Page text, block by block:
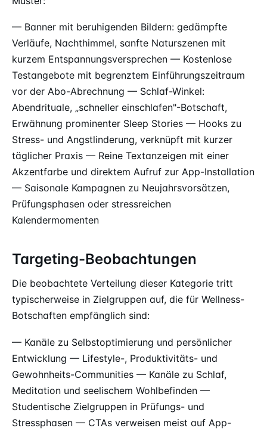
— Banner mit beruhigenden Bildern: gedämpfte
Verläufe, Nachthimmel, sanfte Naturszenen mit
kurzem Entspannungsversprechen — Kostenlose
Testangebote mit begrenztem Einführungszeitraum
vor der Abo-Abrechnung — Schlaf-Winkel:
Abendrituale, „schneller einschlafen"-Botschaft,
Erwähnung prominenter Sleep Stories — Hooks zu
Stress- und Angstlinderung, verknüpft mit kurzer
täglicher Praxis — Reine Textanzeigen mit einer
Akzentfarbe und direktem Aufruf zur App-Installation
— Saisonale Kampagnen zu Neujahrsvorsätzen,
Prüfungsphasen oder stressreichen
Kalendermomenten
Targeting-Beobachtungen
Die beobachtete Verteilung dieser Kategorie tritt
typischerweise in Zielgruppen auf, die für Wellness-
Botschaften empfänglich sind:
— Kanäle zu Selbstoptimierung und persönlicher
Entwicklung — Lifestyle-, Produktivitäts- und
Gewohnheits-Communities — Kanäle zu Schlaf,
Meditation und seelischem Wohlbefinden —
Studentische Zielgruppen in Prüfungs- und
Stressphasen — CTAs verweisen meist auf App-